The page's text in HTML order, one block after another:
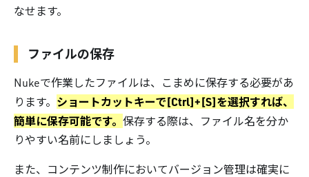
なせます。
ファイルの保存
Nukeで作業したファイルは、こまめに保存する必要があ
ります。 ショートカットキーで[Ctrl]+[S]を選択すれば、
簡単に保存可能です。 保存する際は、ファイル名を分か
りやすい名前にしましょう。
また、コンテンツ制作においてバージョン管理は確実に